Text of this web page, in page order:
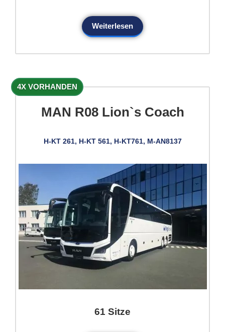
Weiterlesen
4X VORHANDEN
MAN R08 Lion`s Coach
H-KT 261, H-KT 561, H-KT761, M-AN8137
61 Sitze